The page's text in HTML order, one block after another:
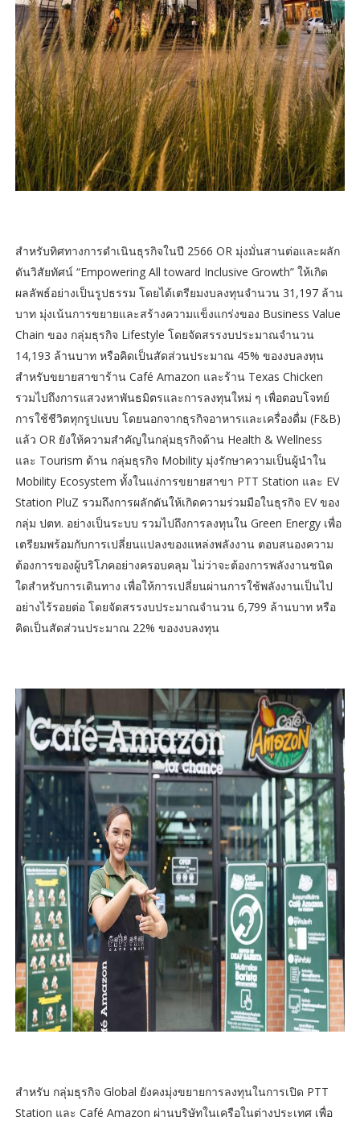
สำหรับทิศทางการดำเนินธุรกิจในปี 2566 OR มุ่งมั่นสานต่อและผลัก
ดันวิสัยทัศน์ “Empowering All toward Inclusive Growth” ให้เกิด
ผลลัพธ์อย่างเป็นรูปธรรม โดยได้เตรียมงบลงทุนจำนวน 31,197 ล้าน
บาท มุ่งเน้นการขยายและสร้างความแข็งแกร่งของ Business Value
Chain ของ กลุ่มธุรกิจ Lifestyle โดยจัดสรรงบประมาณจำนวน
14,193 ล้านบาท หรือคิดเป็นสัดส่วนประมาณ 45% ของงบลงทุน
สำหรับขยายสาขาร้าน Café Amazon และร้าน Texas Chicken
รวมไปถึงการแสวงหาพันธมิตรและการลงทุนใหม่ ๆ เพื่อตอบโจทย์
การใช้ชีวิตทุกรูปแบบ โดยนอกจากธุรกิจอาหารและเครื่องดื่ม (F&B)
แล้ว OR ยังให้ความสำคัญในกลุ่มธุรกิจด้าน Health & Wellness
และ Tourism ด้าน กลุ่มธุรกิจ Mobility มุ่งรักษาความเป็นผู้นำใน
Mobility Ecosystem ทั้งในแง่การขยายสาขา PTT Station และ EV
Station PluZ รวมถึงการผลักดันให้เกิดความร่วมมือในธุรกิจ EV ของ
กลุ่ม ปตท. อย่างเป็นระบบ รวมไปถึงการลงทุนใน Green Energy เพื่อ
เตรียมพร้อมกับการเปลี่ยนแปลงของแหล่งพลังงาน ตอบสนองความ
ต้องการของผู้บริโภคอย่างครอบคลุม ไม่ว่าจะต้องการพลังงานชนิด
ใดสำหรับการเดินทาง เพื่อให้การเปลี่ยนผ่านการใช้พลังงานเป็นไป
อย่างไร้รอยต่อ โดยจัดสรรงบประมาณจำนวน 6,799 ล้านบาท หรือ
คิดเป็นสัดส่วนประมาณ 22% ของงบลงทุน
สำหรับ กลุ่มธุรกิจ Global ยังคงมุ่งขยายการลงทุนในการเปิด PTT
Station และ Café Amazon ผ่านบริษัทในเครือในต่างประเทศ เพื่อ